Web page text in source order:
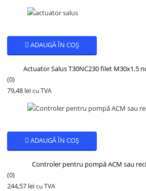
ADAUGĂ ÎN COȘ
Actuator Salus T30NC230 filet M30x1.5
(0)
79,48 lei cu TVA
ADAUGĂ ÎN COȘ
Controler pentru pompă ACM sau
(0)
244,57 lei cu TVA